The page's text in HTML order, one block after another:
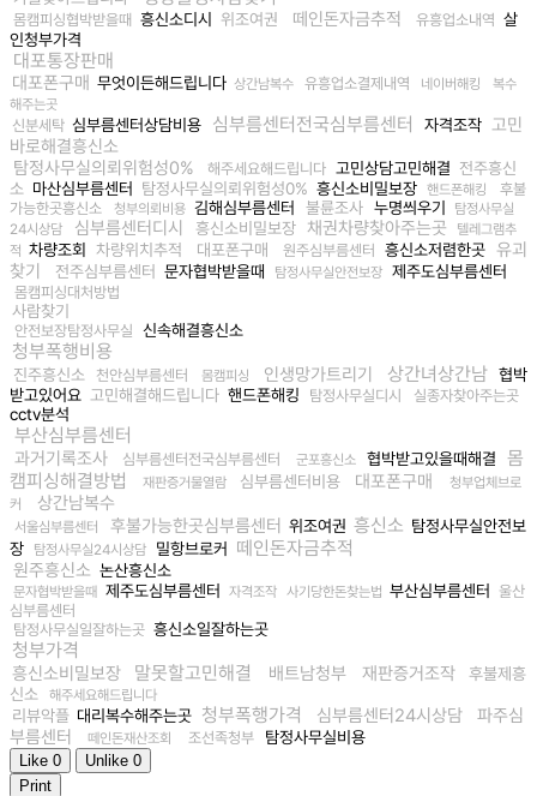
몸캠피싱협박받을때 흥신소디시 위조여권 떼인돈자금추적 유흥업소내역 살
인청부가격
대포통장판매
대포폰구매 무엇이든해드립니다 상간남복수 유흥업소결제내역 네이버해킹
복수
해주는곳
신분세탁 심부름센터상담비용 심부름센터전국심부름센터 자격조작 고민
바로해결흥신소
탐정사무실의뢰위험성0%
해주세요해드립니다 고민상담고민해결 전주흥신
소 마산심부름센터 탐정사무실의뢰위험성0% 흥신소비밀보장 핸드폰해킹
후불
가능한곳흥신소
청부의뢰비용 김해심부름센터 불륜조사 누명씌우기
탐정사무실
24시상담
심부름센터디시 흥신소비밀보장 채권차량찾아주는곳
텔레그램추
적 차량조회 차량위치추적 대포폰구매 원주심부름센터 흥신소저렴한곳
유괴
찾기
전주심부름센터 문자협박받을때 탐정사무실안전보장 제주도심부름센터
몸캠피싱대처방법
사람찾기
안전보장탐정사무실 신속해결흥신소
청부폭행비용
진주흥신소 천안심부름센터 몸캠피싱 인생망가트리기 상간녀상간남 협박
받고있어요 고민해결해드립니다 핸드폰해킹 탐정사무실디시 실종자찾아주는곳
cctv분석
부산심부름센터
과거기록조사 심부름센터전국심부름센터 군포흥신소 협박받고있을때해결
몸
캠피싱해결방법
재판증거물열람 심부름센터비용 대포폰구매
청부업체브로
커
상간남복수
서울심부름센터 후불가능한곳심부름센터 위조여권 흥신소 탐정사무실안전보
장
탐정사무실24시상담 밀항브로커 떼인돈자금추적
원주흥신소 논산흥신소
문자협박받을때 제주도심부름센터 자격조작 사기당한돈찾는법 부산심부름센터
울산
심부름센터
탐정사무실일잘하는곳 흥신소일잘하는곳
청부가격
흥신소비밀보장 말못할고민해결 배트남청부 재판증거조작
후불제흥
신소
해주세요해드립니다
리뷰악플 대리복수해주는곳 청부폭행가격 심부름센터24시상담
파주심
부름센터
떼인돈재산조회 조선족청부 탐정사무실비용
Like 0 Unlike 0
Print